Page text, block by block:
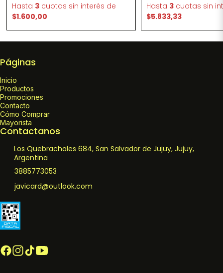
Hasta 3cuotas sin interés de
$1.600,00
Hasta 3 cuotas sin
$5.833,33
Páginas
Inicio
Productos
Promociones
Contacto
Cómo Comprar
Mayorista
Contactanos
Los Quebrachales 684, San Salvador de Jujuy, Jujuy,
Argentina
3885773053
javicard@outlook.com